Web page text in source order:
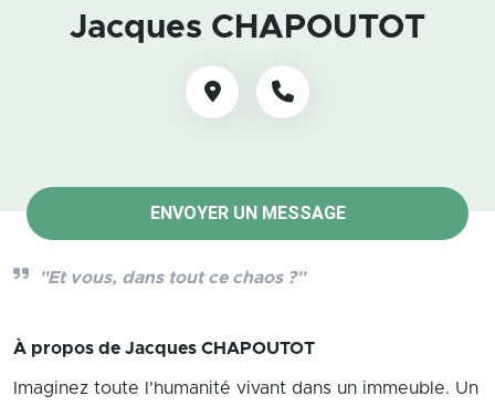
Jacques CHAPOUTOT
ENVOYER UN MESSAGE
"Et vous, dans tout ce chaos ?"
À propos de Jacques CHAPOUTOT
Imaginez toute l'humanité vivant dans un immeuble. Un